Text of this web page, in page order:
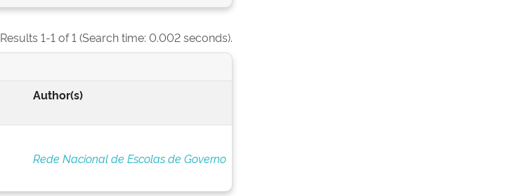
Results 1-1 of 1 (Search time: 0.002 seconds).
Author(s)
Rede Nacional de Escolas de Governo